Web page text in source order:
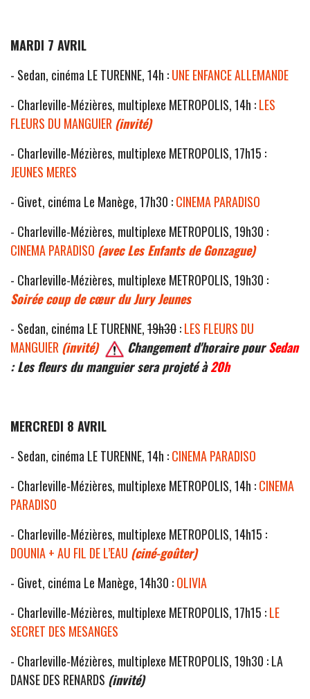
MARDI 7 AVRIL
- Sedan, cinéma LE TURENNE, 14h :UNE ENFANCE ALLEMANDE
- Charleville-Mézières, multiplexe METROPOLIS, 14h :LES
FLEURS DU MANGUIER (invité)
- Charleville-Mézières, multiplexe METROPOLIS, 17h15 :
JEUNES MERES
- Givet, cinéma Le Manège, 17h30 :CINEMA PARADISO
- Charleville-Mézières, multiplexe METROPOLIS, 19h30 :
CINEMA PARADISO (avec Les Enfants de Gonzague)
- Charleville-Mézières, multiplexe METROPOLIS, 19h30 :
Soirée coup de cœur du Jury Jeunes
- Sedan, cinéma LE TURENNE,19h30:LES FLEURS DU
MANGUIER (invité) Changement d'horaire pourSedan
: Les fleurs du manguier sera projeté à20h
MERCREDI 8 AVRIL
- Sedan, cinéma LE TURENNE, 14h :CINEMA PARADISO
- Charleville-Mézières, multiplexe METROPOLIS, 14h :CINEMA
PARADISO
- Charleville-Mézières, multiplexe METROPOLIS, 14h15 :
DOUNIA + AU FIL DE L’EAU (ciné-goûter)
- Givet, cinéma Le Manège, 14h30 :OLIVIA
- Charleville-Mézières, multiplexe METROPOLIS, 17h15 :LE
SECRET DES MESANGES
- Charleville-Mézières, multiplexe METROPOLIS, 19h30 : LA
DANSE DES RENARDS (invité)